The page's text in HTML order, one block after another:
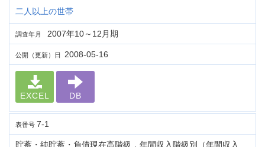
二人以上の世帯
調査年月 2007年10～12月期
公開（更新）日 2008-05-16
EXCEL DB
表番号 7-1
貯蓄・純貯蓄・負債現在高階級，年間収入階級別（年間収入